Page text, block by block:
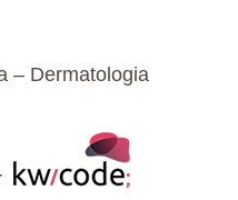
– Dermatologia